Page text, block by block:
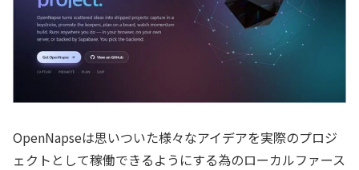
OpenNapseは思いついた様々なアイデアを実際のプロジ
ェクトとして稼働できるようにする為のローカルファース